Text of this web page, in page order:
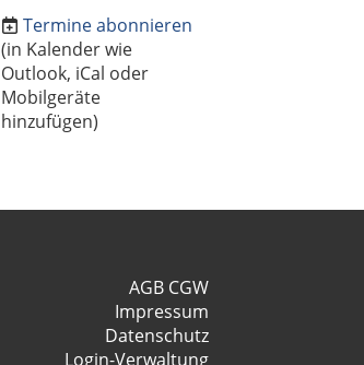
Termine abonnieren
(in Kalender wie
Outlook, iCal oder
Mobilgeräte
hinzufügen)
AGB CGW
Impressum
Datenschutz
Login-Verwaltung